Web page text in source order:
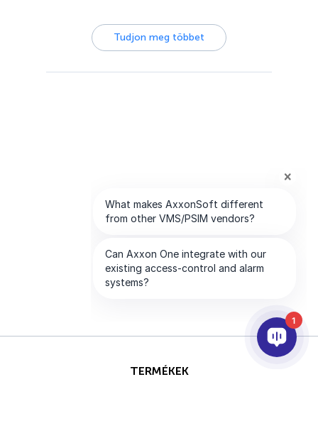
Tudjon meg többet
TERMÉKEK
1